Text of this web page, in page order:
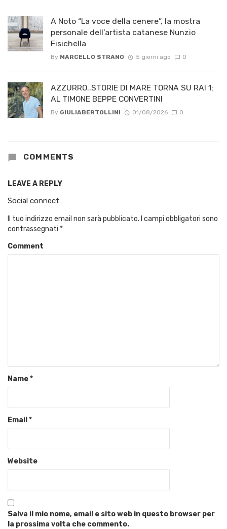
A Noto “La voce della cenere”, la mostra
personale dell’artista catanese Nunzio
Fisichella
By MARCELLO STRANO 5 giorni ago 0
AZZURRO..STORIE DI MARE TORNA SU RAI 1:
AL TIMONE BEPPE CONVERTINI
By GIULIABERTOLLINI 01/08/2026 0
COMMENTS
LEAVE A REPLY
Social connect:
Il tuo indirizzo email non sarà pubblicato. I campi obbligatori sono
contrassegnati *
Comment
Name*
Email *
Website
Salva il mio nome, email e sito web in questo browser per
la prossima volta che commento.